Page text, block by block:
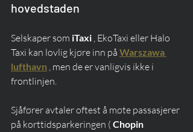
hovedstaden
Selskaper som iTaxi , EkoTaxi eller Halo
Taxi kan lovlig kjøre inn på Warszawa
lufthavn , men de er vanligvis ikke i
frontlinjen.
Sjåfører avtaler oftest å møte passasjerer
på korttidsparkeringen ( Chopin